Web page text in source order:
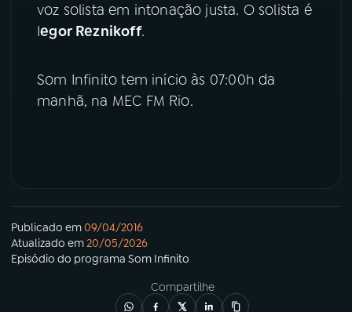
VIDEOCASTS
ACOMPANHE A RÁDIO MEC
YouTube
X
voz solista em intonação justa. O solista é
Iegor Reznikoff.
Som Infinito tem início às 07:00h da
manhã, na MEC FM Rio.
Publicado em09/04/2016
Atualizado em20/05/2026
Episódio do programa Som Infinito
Compartilhe